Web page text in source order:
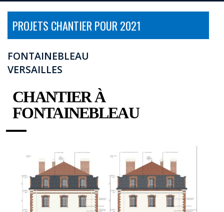
PROJETS CHANTIER POUR 2021
FONTAINEBLEAU
VERSAILLES
CHANTIER À
FONTAINEBLEAU